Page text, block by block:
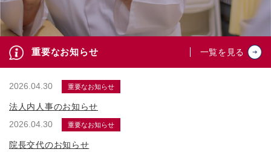
重要なお知らせ 一覧を見る
2026.04.30 重要なお知らせ
法人内人事のお知らせ
2026.04.30
重要なお知らせ
院長交代のお知らせ